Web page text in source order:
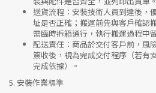
送貨流程 ：安裝技術人員到達後，
址是否正確；搬運前先與客戶確認
需臨時拆箱通行，執行搬運過程中
配送責任 ：商品於交付客戶前，風
簽收後，視為完成交付程序（若有
完成依據）。
5. 安裝作業標準